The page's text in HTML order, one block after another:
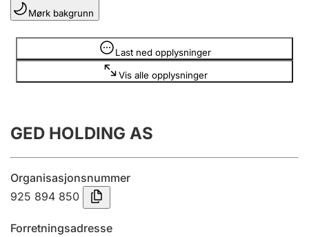
Lag og forening
Registrere, endre, slette
Årsregnskap
Innsending og forsinkelsesgebyr
Mørk bakgrunn
Last ned opplysninger
Vis alle opplysninger
Opplysninger er skjult
GED HOLDING AS
Organisasjonsnummer
925 894 850
Forretningsadresse